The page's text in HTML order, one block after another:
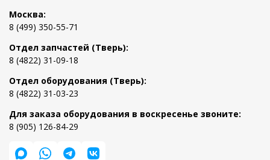
Москва:
8 (499) 350-55-71
Отдел запчастей (Тверь):
8 (4822) 31-09-18
Отдел оборудования (Тверь):
8 (4822) 31-03-23
Для заказа оборудования в воскресенье звоните:
8 (905) 126-84-29